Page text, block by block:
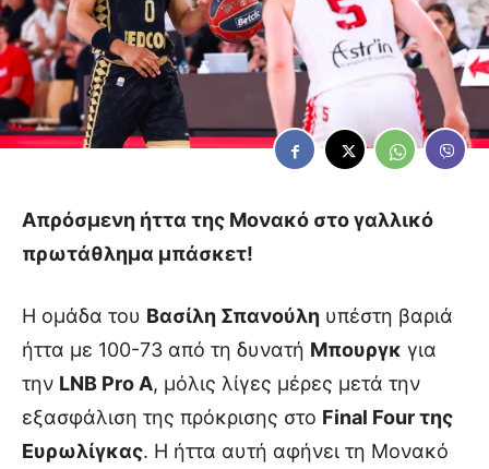
Απρόσμενη ήττα της Μονακό στο γαλλικό
πρωτάθλημα μπάσκετ!
Η ομάδα του Βασίλη Σπανούλη υπέστη βαριά
ήττα με 100-73 από τη δυνατή Μπουργκ για
την LNB Pro A, μόλις λίγες μέρες μετά την
εξασφάλιση της πρόκρισης στο Final Four της
Ευρωλίγκας. Η ήττα αυτή αφήνει τη Μονακό